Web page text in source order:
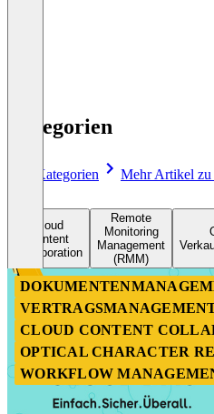
Kategorien
Alle Kategorien Mehr Artikel zu
Cloud
Content
Collaboration
Remote
Monitoring
Management
(RMM)
CLOUD CONTENT
OPTICAL CHARACTER
WORKFLOW